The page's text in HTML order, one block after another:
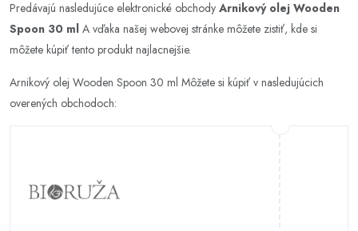
Predávajú nasledujúce elektronické obchody Arnikový olej Wooden
Spoon 30 ml A vďaka našej webovej stránke môžete zistiť, kde si
môžete kúpiť tento produkt najlacnejšie.
Arnikový olej Wooden Spoon 30 ml Môžete si kúpiť v nasledujúcich
overených obchodoch: